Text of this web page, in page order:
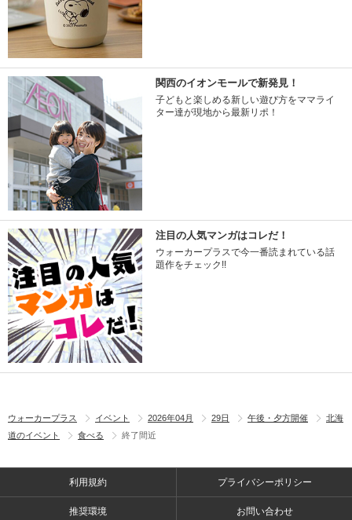
関西のイオンモールで新発見！
子どもと楽しめる新しい遊び方をママライ
ター達が現地から最新リポ！
注目の人気マンガはコレだ！
ウォーカープラスで今一番読まれている話
題作をチェック!!
ウォーカープラス イベント 2026年04月 29日 午後・夕方開催
北海
道のイベント
食べる 終了間近
利用規約 プライバシーポリシー
推奨環境 お問い合わせ